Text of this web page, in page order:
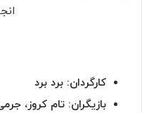
کارگردان: برد برد
بازیگران: تام کروز،